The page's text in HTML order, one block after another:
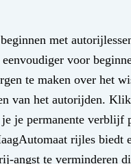
met
voor
te maken over het
van het autorijden.
je permanente verblijf
rijles biedt
angst te verminderen